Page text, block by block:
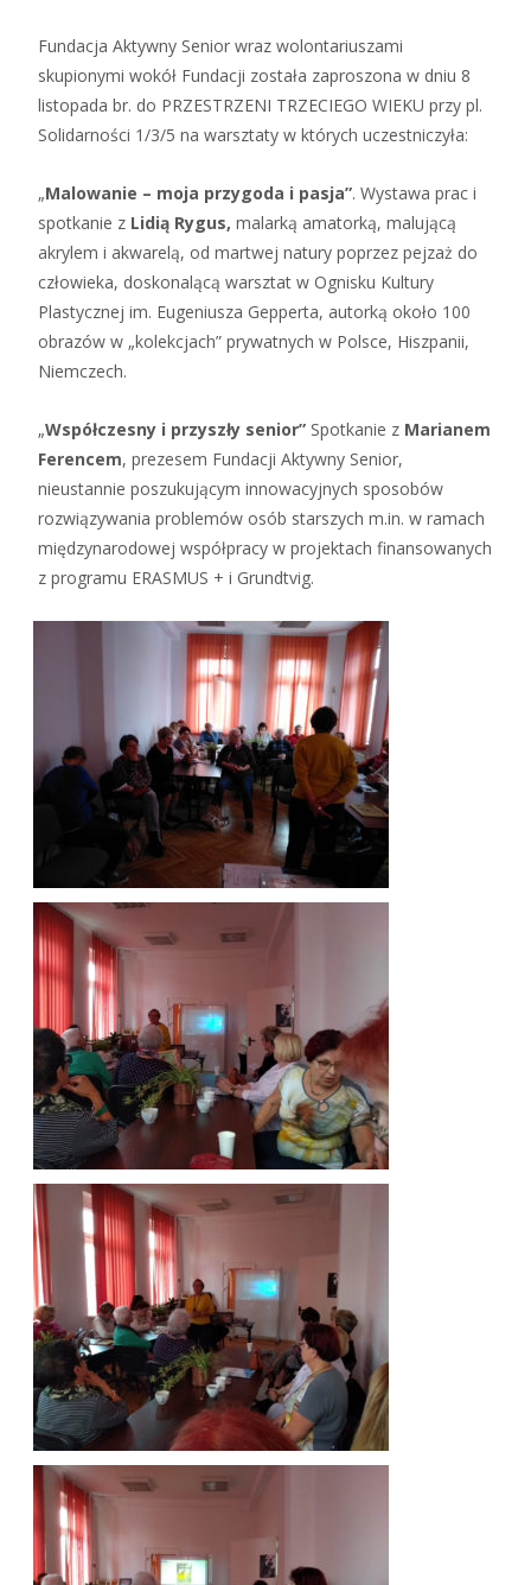
Fundacja Aktywny Senior wraz wolontariuszami
skupionymi wokół Fundacji została zaproszona w dniu 8
listopada br. do PRZESTRZENI TRZECIEGO WIEKU przy pl.
Solidarności 1/3/5 na warsztaty w których uczestniczyła:
„Malowanie – moja przygoda i pasja”. Wystawa prac i
spotkanie z Lidią Rygus, malarką amatorką, malującą
akrylem i akwarelą, od martwej natury poprzez pejzaż do
człowieka, doskonalącą warsztat w Ognisku Kultury
Plastycznej im. Eugeniusza Gepperta, autorką około 100
obrazów w „kolekcjach” prywatnych w Polsce, Hiszpanii,
Niemczech.
„Współczesny i przyszły senior” Spotkanie z Marianem
Ferencem, prezesem Fundacji Aktywny Senior,
nieustannie poszukującym innowacyjnych sposobów
rozwiązywania problemów osób starszych m.in. w ramach
międzynarodowej współpracy w projektach finansowanych
z programu ERASMUS + i Grundtvig.